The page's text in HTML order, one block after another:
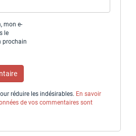
mon e-
le
prochain
réduire les indésirables. En savoir
de vos commentaires sont